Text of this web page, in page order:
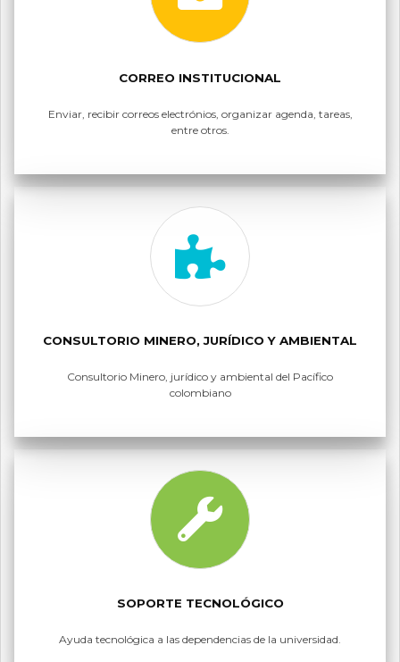
CORREO INSTITUCIONAL
Enviar, recibir correos electrónios, organizar agenda, tareas,
entre otros.
CONSULTORIO MINERO, JURÍDICO Y AMBIENTAL
Consultorio Minero, jurídico y ambiental del Pacífico
colombiano
SOPORTE TECNOLÓGICO
Ayuda tecnológica a las dependencias de la universidad.